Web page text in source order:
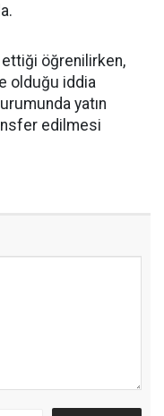
öğrenilirken,
olduğu iddia
yatın
edilmesi